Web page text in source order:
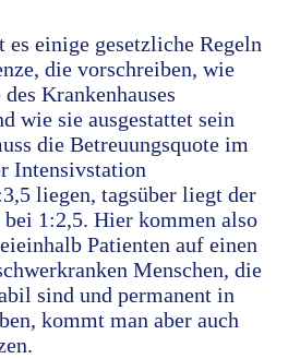
es einige gesetzliche Regeln
die vorschreiben, wie
Krankenhauses
wie sie ausgestattet sein
die Betreuungsquote im
Intensivstation
liegen, tagsüber liegt der
bei 1:2,5. Hier kommen also
Patienten auf einen
Menschen, die
sind und permanent in
kommt man aber auch